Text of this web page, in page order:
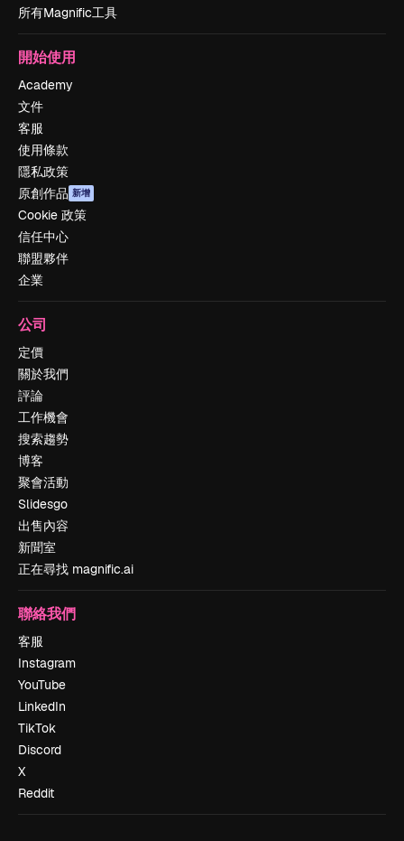
所有Magnific工具
開始使用
Academy
文件
客服
使用條款
隱私政策
原創作品 新增
Cookie 政策
信任中心
聯盟夥伴
企業
公司
定價
關於我們
評論
工作機會
搜索趨勢
博客
聚會活動
Slidesgo
出售內容
新聞室
正在尋找 magnific.ai
聯絡我們
客服
Instagram
YouTube
LinkedIn
TikTok
Discord
X
Reddit